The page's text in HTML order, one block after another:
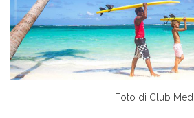
Foto di Club Med